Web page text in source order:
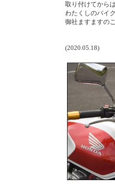
取り付けてから
わたくしのバイ
御社ますますの
(2020.05.18)